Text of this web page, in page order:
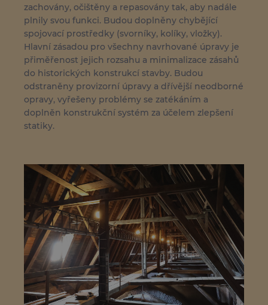
zachovány, očištěny a repasovány tak, aby nadále
plnily svou funkci. Budou doplněny chybějící
spojovací prostředky (svorníky, kolíky, vložky).
Hlavní zásadou pro všechny navrhované úpravy je
přiměřenost jejich rozsahu a minimalizace zásahů
do historických konstrukcí stavby. Budou
odstraněny provizorní úpravy a dřívější neodborné
opravy, vyřešeny problémy se zatékáním a
doplněn konstrukční systém za účelem zlepšení
statiky.